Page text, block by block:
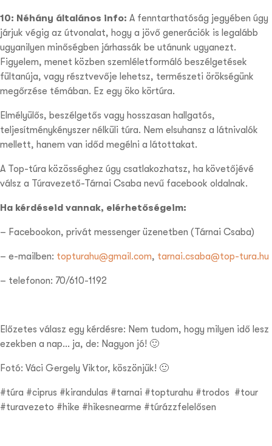
10: Néhány általános info: A fenntarthatóság jegyében úgy
járjuk végig az útvonalat, hogy a jövő generációk is legalább
ugyanilyen minőségben járhassák be utánunk ugyanezt.
Figyelem, menet közben szemléletformáló beszélgetések
fültanúja, vagy résztvevője lehetsz, természeti örökségünk
megőrzése témában. Ez egy öko körtúra.
Elmélyülős, beszélgetős vagy hosszasan hallgatós,
teljesítménykényszer nélküli túra. Nem elsuhansz a látnivalók
mellett, hanem van időd megélni a látottakat.
A Top-túra közösséghez úgy csatlakozhatsz, ha követőjévé
válsz a Túravezető-Tárnai Csaba nevű facebook oldalnak.
Ha kérdéseid vannak, elérhetőségeim:
– Facebookon, privát messenger üzenetben (Tárnai Csaba)
– e-mailben: topturahu@gmail.com, tarnai.csaba@top-tura.hu
– telefonon: 70/610-1192
Előzetes válasz egy kérdésre: Nem tudom, hogy milyen idő lesz
ezekben a nap… ja, de: Nagyon jó! 🙂
Fotó: Váci Gergely Viktor, köszönjük! 🙂
#túra #ciprus #kirandulas #tarnai #topturahu #trodos #tour
#turavezeto #hike #hikesnearme #túrázzfelelősen